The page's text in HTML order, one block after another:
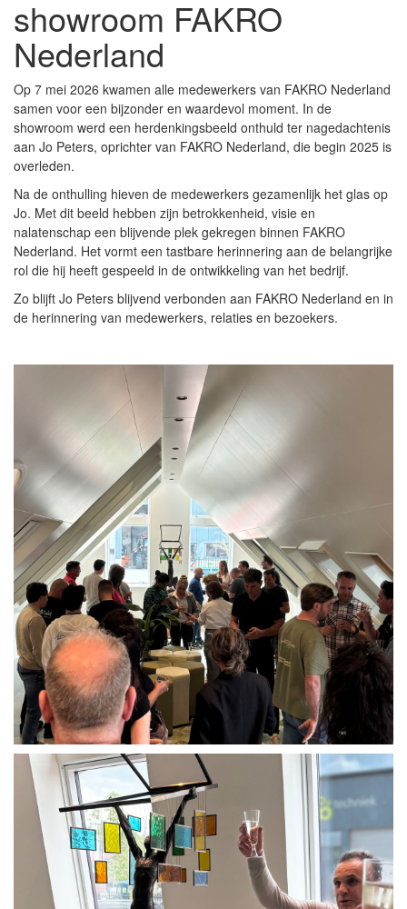
showroom FAKRO
Nederland
Op 7 mei 2026 kwamen alle medewerkers van FAKRO Nederland
samen voor een bijzonder en waardevol moment. In de
showroom werd een herdenkingsbeeld onthuld ter nagedachtenis
aan Jo Peters, oprichter van FAKRO Nederland, die begin 2025 is
overleden.
Na de onthulling hieven de medewerkers gezamenlijk het glas op
Jo. Met dit beeld hebben zijn betrokkenheid, visie en
nalatenschap een blijvende plek gekregen binnen FAKRO
Nederland. Het vormt een tastbare herinnering aan de belangrijke
rol die hij heeft gespeeld in de ontwikkeling van het bedrijf.
Zo blijft Jo Peters blijvend verbonden aan FAKRO Nederland en in
de herinnering van medewerkers, relaties en bezoekers.